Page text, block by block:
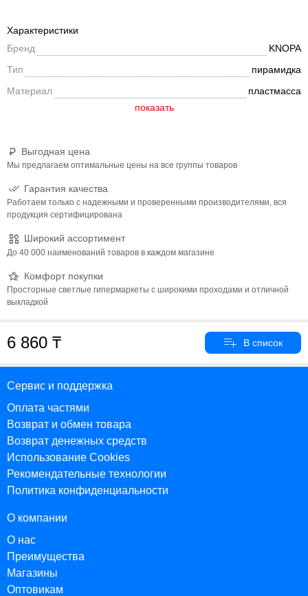
Выгодная цена
Мы предлагаем оптимальные цены на все группы товаров
Гарантия качества
Работаем только с надежными и проверенными производителями, вся
продукция сертифицирована
Широкий ассортимент
До 40 000 наименований товаров в каждом магазине
Комфорт покупки
Просторные светлые гипермаркеты с широкими проходами и отличной
выкладкой
Характеристики
Бренд
KNOPA
Тип
пирамидка
Материал
пластмасса
6 860
Сервис и поддержка
Оплата частями
Возврат и обмен товара
Возврат денежных средств
Использование Cookies
Рекомендательные технологии
Политика конфиденциальности
О компании
О нас
Преимущества
Магазины
Оптовикам